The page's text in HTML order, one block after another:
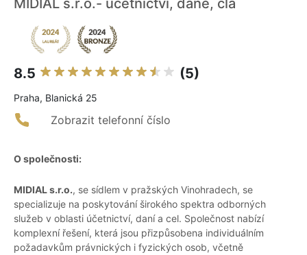
MIDIAL s.r.o.- účetnictví, daně, cla
8.5 (5)
Praha, Blanická 25
Zobrazit telefonní číslo
O společnosti:
MIDIAL s.r.o., se sídlem v pražských Vinohradech, se
specializuje na poskytování širokého spektra odborných
služeb v oblasti účetnictví, daní a cel. Společnost nabízí
komplexní řešení, která jsou přizpůsobena individuálním
požadavkům právnických i fyzických osob, včetně